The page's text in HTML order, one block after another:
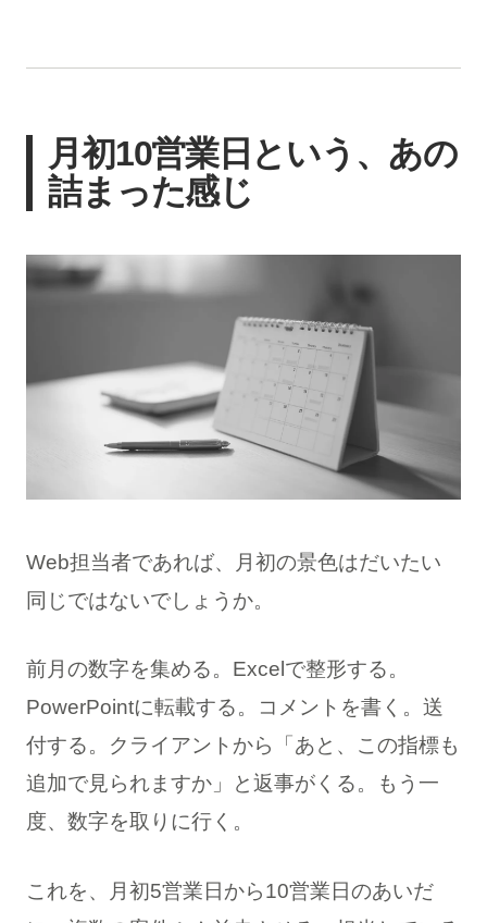
月初10営業日という、あの
詰まった感じ
Web担当者であれば、月初の景色はだいたい
同じではないでしょうか。
前月の数字を集める。Excelで整形する。
PowerPointに転載する。コメントを書く。送
付する。クライアントから「あと、この指標も
追加で見られますか」と返事がくる。もう一
度、数字を取りに行く。
これを、月初5営業日から10営業日のあいだ